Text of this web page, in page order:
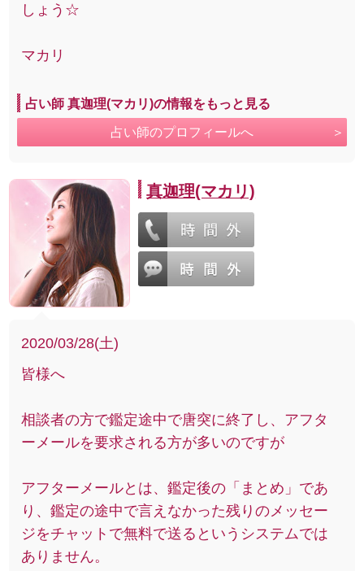
しょう☆
マカリ
占い師 真迦理(マカリ)の情報をもっと見る
占い師のプロフィールへ
真迦理(マカリ)
2020/03/28(土)
皆様へ
相談者の方で鑑定途中で唐突に終了し、アフタ
ーメールを要求される方が多いのですが
アフターメールとは、鑑定後の「まとめ」であ
り、鑑定の途中で言えなかった残りのメッセー
ジをチャットで無料で送るというシステムでは
ありません。